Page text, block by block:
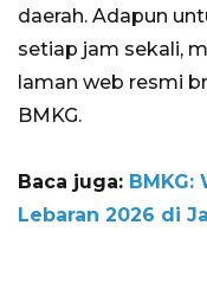
daerah. Adapun
setiap jam sekali,
laman web resmi
BMKG.
Baca juga:
Lebaran 2026 di